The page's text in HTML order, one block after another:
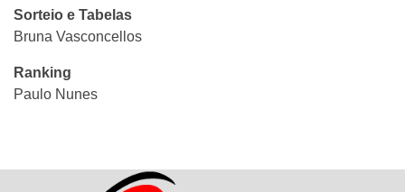
Sorteio e Tabelas
Bruna Vasconcellos
Ranking
Paulo Nunes